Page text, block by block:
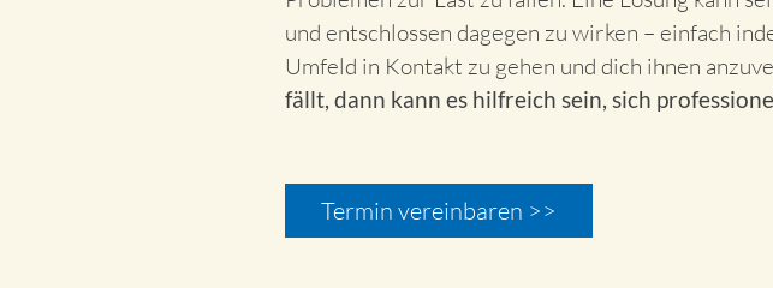
und entschlossen dagegen zu wirken – einfach
Umfeld in Kontakt zu gehen und dich ihnen
fällt, dann kann es hilfreich sein, sich
Termin vereinbaren >>